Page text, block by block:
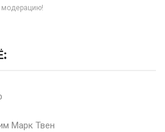
модерацию!
Марк Твен